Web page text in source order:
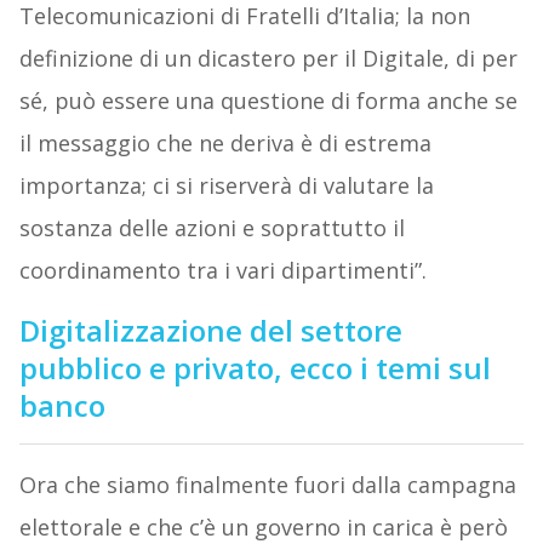
Telecomunicazioni di Fratelli d’Italia; la non
definizione di un dicastero per il Digitale, di per
sé, può essere una questione di forma anche se
il messaggio che ne deriva è di estrema
importanza; ci si riserverà di valutare la
sostanza delle azioni e soprattutto il
coordinamento tra i vari dipartimenti”.
Digitalizzazione del settore
pubblico e privato, ecco i temi sul
banco
Ora che siamo finalmente fuori dalla campagna
elettorale e che c’è un governo in carica è però